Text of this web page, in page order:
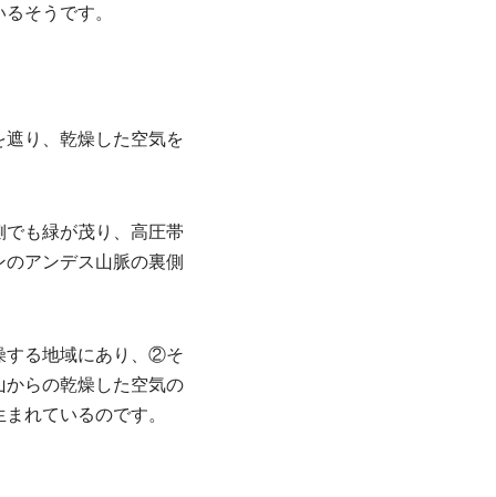
そうです。
り、乾燥した空気を
も緑が茂り、高圧帯
アンデス山脈の裏側
する地域にあり、②そ
らの乾燥した空気の
れているのです。